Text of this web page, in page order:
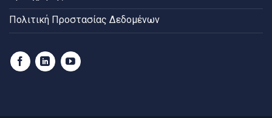
Πολιτική Προστασίας Δεδομένων